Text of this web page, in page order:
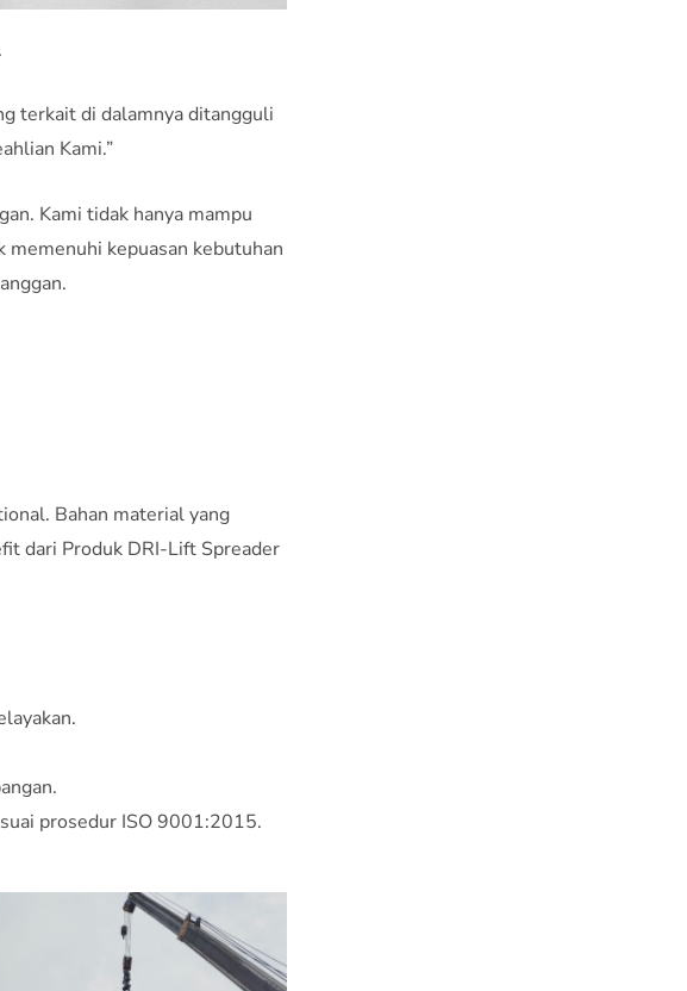
terkait di dalamnya ditangguli
Kami.”
Kami tidak hanya mampu
kepuasan kebutuhan
Bahan material yang
dari Produk DRI-Lift Spreader
prosedur ISO 9001:2015.